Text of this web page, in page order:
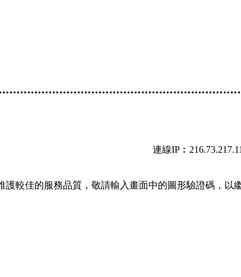
連線
較佳的服務品質，敬請輸入畫面中的圖形驗證碼，以